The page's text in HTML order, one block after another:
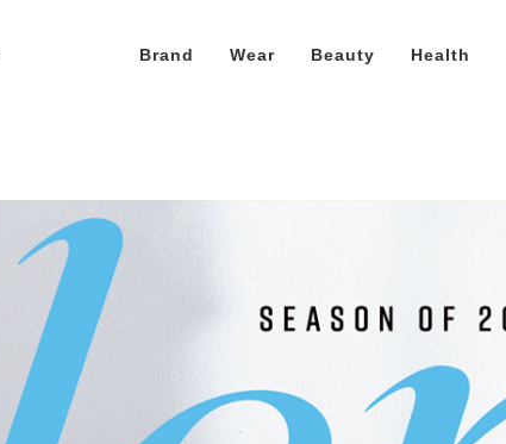
Brand Wear Beauty Health